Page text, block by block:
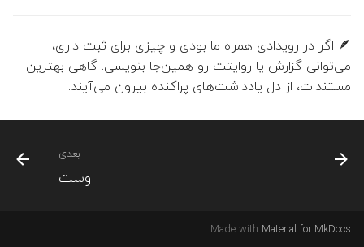
پ
ک
د
گروه)
👤 مجتبی رفیعی کرکوندی
👤 نجمه حسینی منجزی
👤 ندا اسماعیلی
🪶 اگر در رویدادی همراه ما بودی و چیزی برای ثبت داری،
می‌توانی گزارش یا روایتت رو همین‌جا بنویسی. گاهی بهترین
مستندات، از دل یادداشت‌های پراکنده بیرون می‌آیند.
بعدی
وست
Made with Material for MkDocs